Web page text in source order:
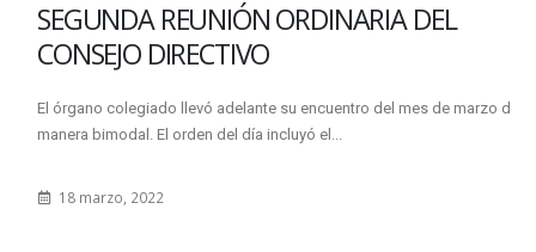
SEGUNDA REUNIÓN ORDINARIA DEL
CONSEJO DIRECTIVO
El órgano colegiado llevó adelante su encuentro del mes de marzo de
manera bimodal. El orden del día incluyó el...
18 marzo, 2022